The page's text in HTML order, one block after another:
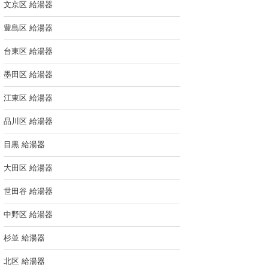
文京区 給湯器
豊島区 給湯器
台東区 給湯器
墨田区 給湯器
江東区 給湯器
品川区 給湯器
目黒 給湯器
大田区 給湯器
世田谷 給湯器
中野区 給湯器
杉並 給湯器
北区 給湯器